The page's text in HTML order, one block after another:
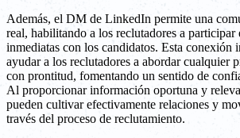
Además, el DM de LinkedIn permite una
real, habilitando a los reclutadores a participar
inmediatas con los candidatos. Esta conexión
ayudar a los reclutadores a abordar cualquier
con prontitud, fomentando un sentido de
Al proporcionar información oportuna y
pueden cultivar efectivamente relaciones y
través del proceso de reclutamiento.